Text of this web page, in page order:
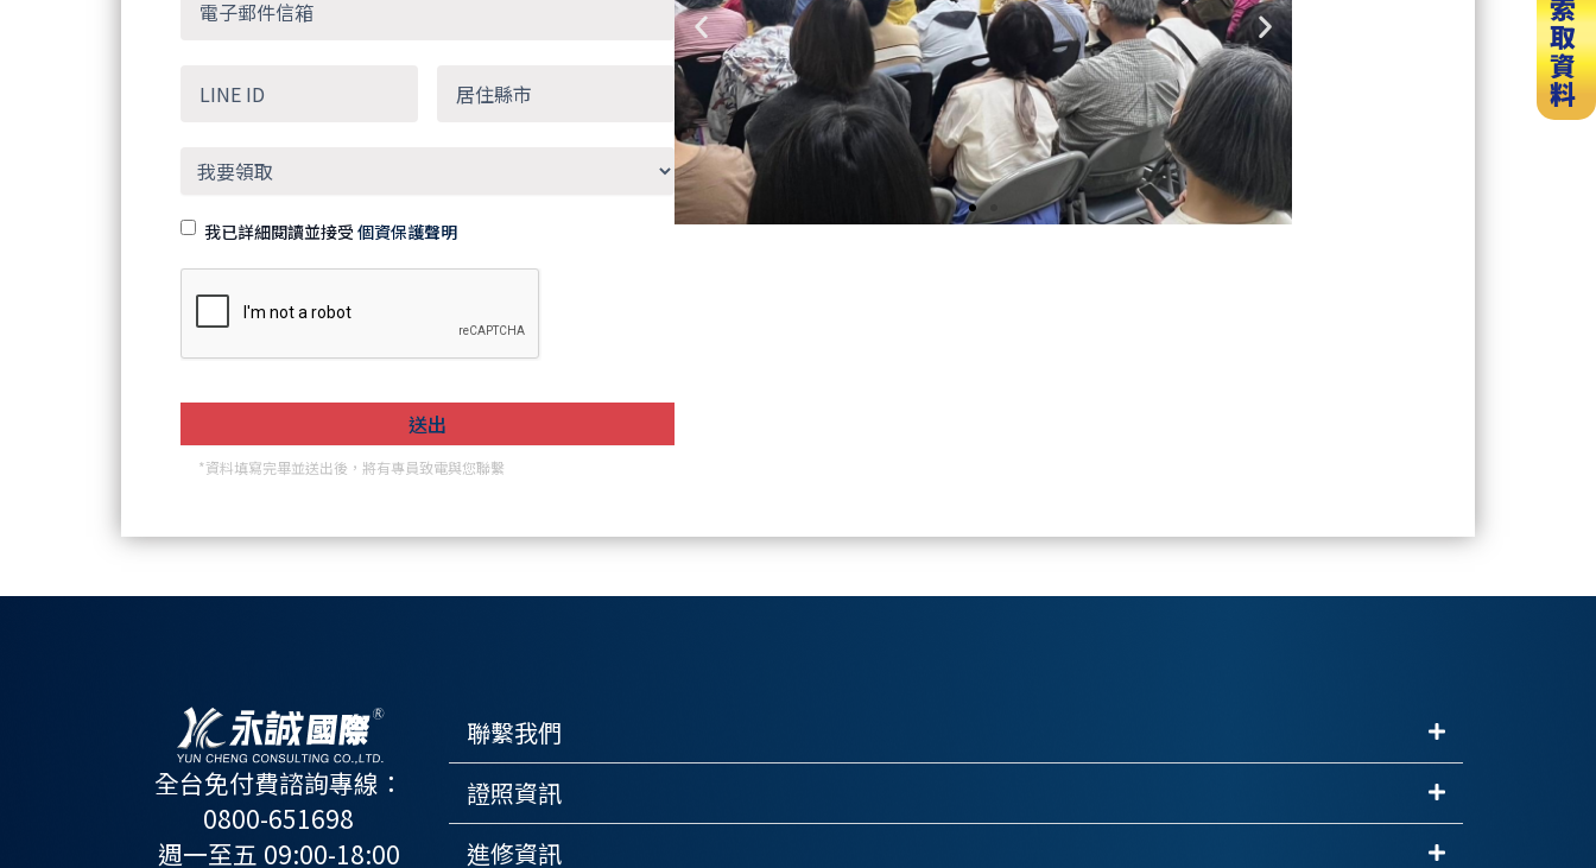
我已詳細閱讀並接受 個資保護聲明
*資料填寫完畢並送出後，將有專員致電與您聯繫
Previous
slide
Next
slide
全台免付費諮詢專線：
0800-651698
週一至五 09:00-18:00
聯繫我們
證照資訊
進修資訊